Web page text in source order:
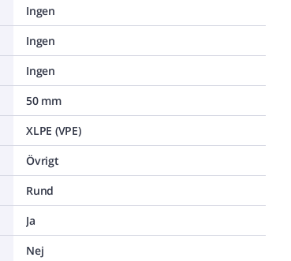
Ingen
Ingen
Ingen
50 mm
XLPE (VPE)
Övrigt
Rund
Ja
Nej